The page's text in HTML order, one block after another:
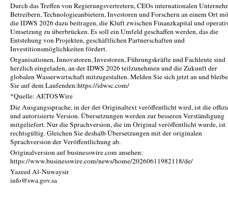
Durch das Treffen von Regierungsvertretern, CEOs internationalen
Betreibern, Technologieanbietern, Investoren und Forschern an einem Ort
die IDWS 2026 dazu beitragen, die Kluft zwischen Finanzkapital und
Umsetzung zu überbrücken. Es soll ein Umfeld geschaffen werden, das die
Entstehung von Projekten, geschäftlichen Partnerschaften und
Investitionsmöglichkeiten fördert.
Organisationen, Innovatoren, Investoren, Führungskräfte und Fachleute sind
herzlich eingeladen, an der IDWS 2026 teilzunehmen und die Zukunft der
globalen Wasserwirtschaft mitzugestalten. Melden Sie sich jetzt an und
Sie auf dem Laufenden:https://idwsc.com/
*Quelle: AETOSWire
Die Ausgangssprache, in der der Originaltext veröffentlicht wird, ist die
und autorisierte Version. Übersetzungen werden zur besseren Verständigung
mitgeliefert. Nur die Sprachversion, die im Original veröffentlicht wurde, ist
rechtsgültig. Gleichen Sie deshalb Übersetzungen mit der originalen
Sprachversion der Veröffentlichung ab.
Originalversion auf businesswire.com ansehen:
https://www.businesswire.com/news/home/20260611982118/de/
Yazeed Al-Nuwaysir
info@swa.gov.sa